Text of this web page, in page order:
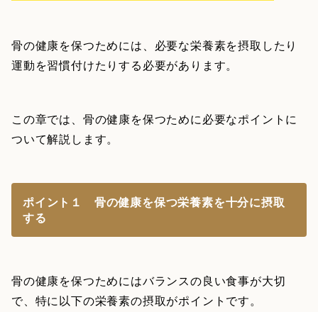
骨の健康を保つためには、必要な栄養素を摂取したり
運動を習慣付けたりする必要があります。
この章では、骨の健康を保つために必要なポイントに
ついて解説します。
ポイント１ 骨の健康を保つ栄養素を十分に摂取
する
骨の健康を保つためにはバランスの良い食事が大切
で、特に以下の栄養素の摂取がポイントです。